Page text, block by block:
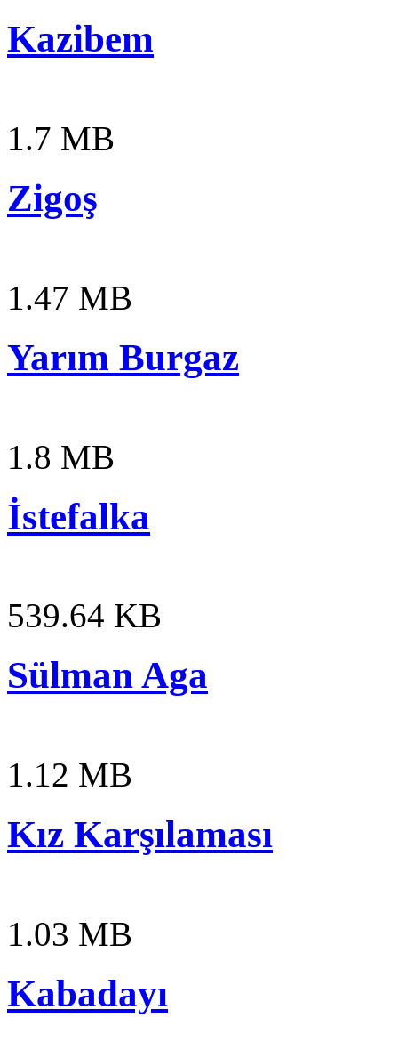
Kazibem
1.7 MB
Zigoş
1.47 MB
Yarım Burgaz
1.8 MB
İstefalka
539.64 KB
Sülman Aga
1.12 MB
Kız Karşılaması
1.03 MB
Kabadayı